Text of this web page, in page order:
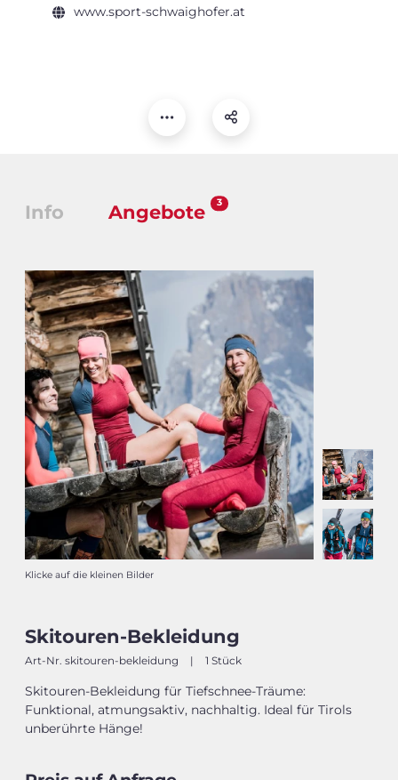
www.sport-schwaighofer.at
Info Angebote 3
Klicke auf die kleinen Bilder
Skitouren-Bekleidung
Art-Nr. skitouren-bekleidung | 1 Stück
Skitouren-Bekleidung für Tiefschnee-Träume:
Funktional, atmungsaktiv, nachhaltig. Ideal für Tirols
unberührte Hänge!